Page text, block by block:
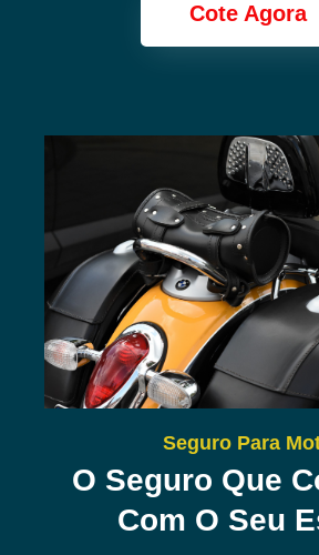
Cote Agora
Seguro Para
O Seguro Que
Com O Seu